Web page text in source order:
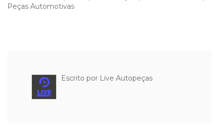
Peças Automotivas
Escrito por Live Autopeças